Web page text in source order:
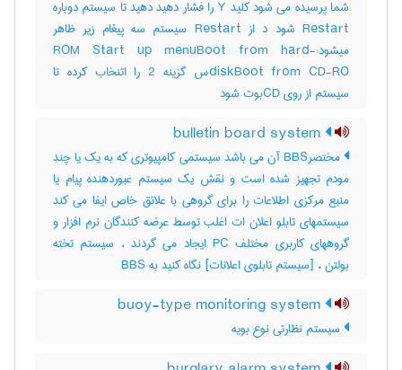
شما پرسیده می شود کلید Y را فشار دهید دهید تا سیستم دوباره
Restart شود د از Restart سیستم سه پیغام زیر ظاهر
میشود:-ROM Start up menuBoot from hard
diskBoot from CD-ROس گزینه 2 را اتنخاب کرده تا
سیستم از روی CDبوت شود
مختصرBBS آن می باشد سیستمی کامپیوتری که به یک یا چند
مودم تجهیز شده است و نقش یک سیستم عبوردهنده پیام یا
منبع مرکزی اطلاعات را برای گروهی با علائق خاص ایفا می کند
سیستمهای تابلو اعلان ات اغلب توسط عرضه کنندگان نرم افزار و
گروههای کاربری مختلف PC ایجاد می گردند ، سیستم تخته
بولتن ، [سیستم تابلوی اعلانات] نگاه کنید به ‎ BBS
سیستم نظارتی نوع بویه